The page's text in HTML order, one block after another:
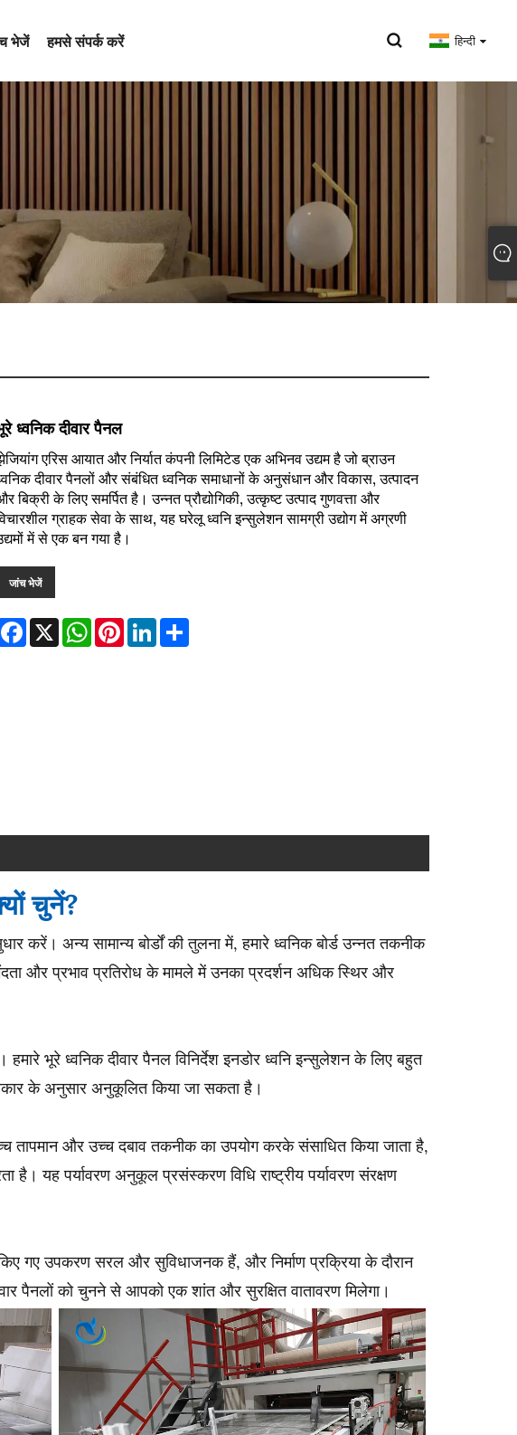
भेजें हमसे संपर्क करें हिन्दी
ध्वनिक दीवार पैनल
एरिस आयात और निर्यात कंपनी लिमिटेड एक अभिनव उद्यम है जो ब्राउन
दीवार पैनलों और संबंधित ध्वनिक समाधानों के अनुसंधान और विकास, उत्पादन
बिक्री के लिए समर्पित है। उन्नत प्रौद्योगिकी, उत्कृष्ट उत्पाद गुणवत्ता और
ग्राहक सेवा के साथ, यह घरेलू ध्वनि इन्सुलेशन सामग्री उद्योग में अग्रणी
में से एक बन गया है।
जांच भेजें
Facebook
X WhatsAppPinterestLinkedInShare
चुनें?
करें। अन्य सामान्य बोर्डों की तुलना में, हमारे ध्वनिक बोर्ड उन्नत तकनीक
और प्रभाव प्रतिरोध के मामले में उनका प्रदर्शन अधिक स्थिर और
भूरे ध्वनिक दीवार पैनल विनिर्देश इनडोर ध्वनि इन्सुलेशन के लिए बहुत
के अनुसार अनुकूलित किया जा सकता है।
तापमान और उच्च दबाव तकनीक का उपयोग करके संसाधित किया जाता है,
है। यह पर्यावरण अनुकूल प्रसंस्करण विधि राष्ट्रीय पर्यावरण संरक्षण
गए उपकरण सरल और सुविधाजनक हैं, और निर्माण प्रक्रिया के दौरान
पैनलों को चुनने से आपको एक शांत और सुरक्षित वातावरण मिलेगा।